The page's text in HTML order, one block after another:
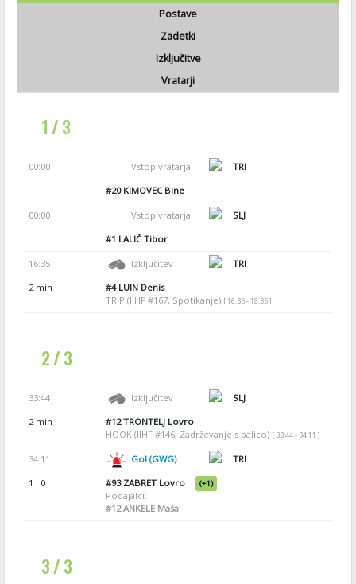
Postave
Zadetki
Izključitve
Vratarji
1 / 3
00:00 Vstop vratarja
TRI
#20KIMOVEC Bine
00:00 Vstop vratarja
SLJ
#1 LALIČ Tibor
16:35 Izključitev
TRI
2 min
#4LUIN Denis
TRIP (IIHF #167, Spotikanje) [ 16:35 - 18:35 ]
2 / 3
33:44 Izključitev
SLJ
2 min
#12TRONTELJ Lovro
HOOK (IIHF #146, Zadrževanje s palico) [ 33:44 - 34:11 ]
34:11 Gol (GWG)
TRI
1 : 0
#93ZABRET Lovro (+1)
Podajalci:
#12ANKELE Maša
3 / 3